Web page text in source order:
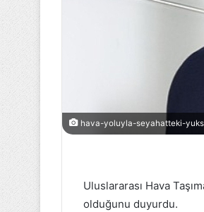
hava-yoluyla-seyahatteki-
Uluslararası Hava
olduğunu duyurdu.